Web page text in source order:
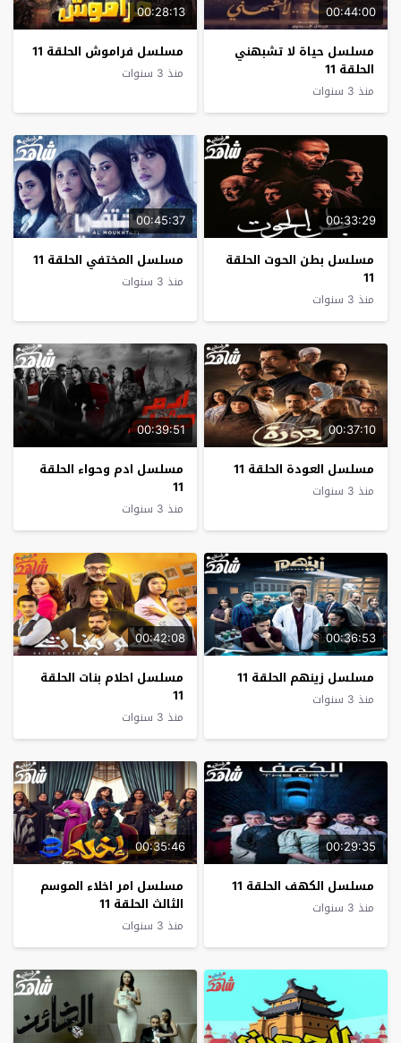
00:44:00
مسلسل حياة لا تشبهني
الحلقة 11
منذ 3 سنوات
00:28:13
مسلسل فراموش الحلقة 11
منذ 3 سنوات
00:33:29
مسلسل بطن الحوت الحلقة
11
منذ 3 سنوات
00:45:37
مسلسل المختفي الحلقة 11
منذ 3 سنوات
00:37:10
مسلسل العودة الحلقة 11
منذ 3 سنوات
00:39:51
مسلسل ادم وحواء الحلقة
11
منذ 3 سنوات
00:36:53
مسلسل زينهم الحلقة 11
منذ 3 سنوات
00:42:08
مسلسل احلام بنات الحلقة
11
منذ 3 سنوات
00:29:35
مسلسل الكهف الحلقة 11
منذ 3 سنوات
00:35:46
مسلسل امر اخلاء الموسم
الثالث الحلقة 11
منذ 3 سنوات